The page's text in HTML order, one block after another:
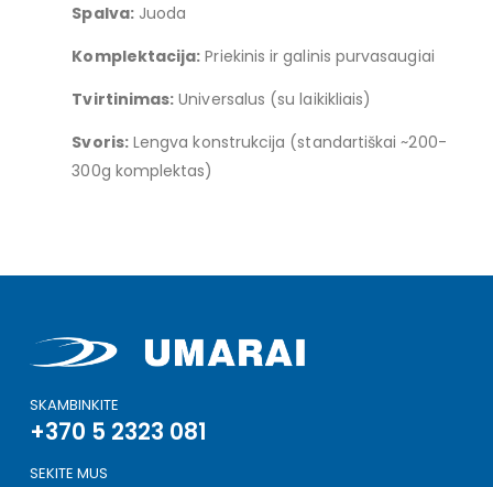
Spalva:Juoda
Komplektacija: Priekinis ir galinis purvasaugiai
Tvirtinimas: Universalus (su laikikliais)
Svoris:Lengva konstrukcija (standartiškai ~200-
300g komplektas)
SKAMBINKITE
+370 5 2323 081
SEKITE MUS